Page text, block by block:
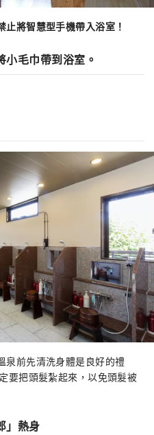
將智慧型手機帶入浴室！
毛巾帶到浴室。
泉前先清洗身體是良好的禮
要把頭髮紮起來，以免頭髮被
」熱身